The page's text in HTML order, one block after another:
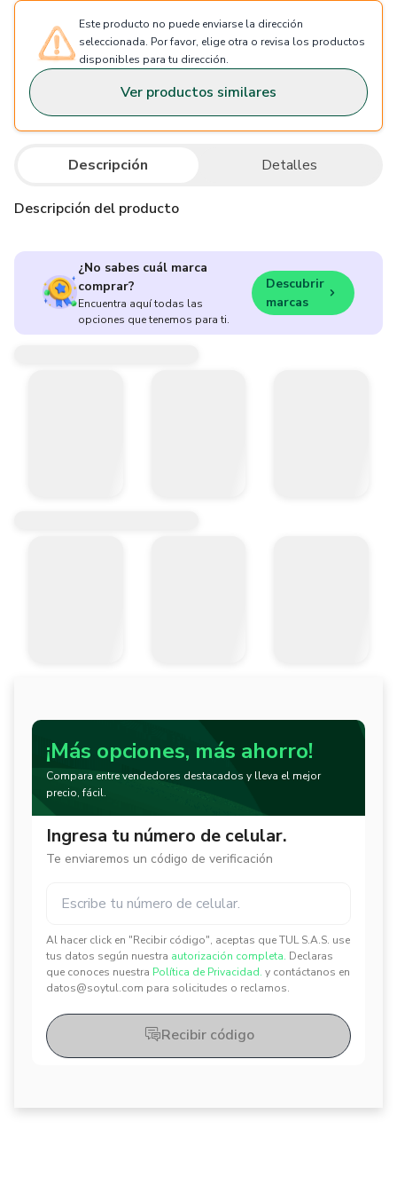
Este producto no puede enviarse la dirección
seleccionada. Por favor, elige otra o revisa los productos
disponibles para tu dirección.
Ver productos similares
Descripción Detalles
Descripción del producto
¿No sabes cuál marca
comprar?
Encuentra aquí todas las
opciones que tenemos para ti.
Descubrir
marcas
¡Más opciones, más ahorro!
Compara entre vendedores destacados y lleva el mejor
precio, fácil.
Ingresa tu número de celular.
Te enviaremos un código de verificación
Al hacer click en "Recibir código", aceptas que TUL S.A.S. use
tus datos según nuestra autorización completa. Declaras
que conoces nuestra Política de Privacidad. y contáctanos en
datos@soytul.com para solicitudes o reclamos.
✕
✕
Recibir código